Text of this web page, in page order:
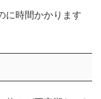
に時間かかります